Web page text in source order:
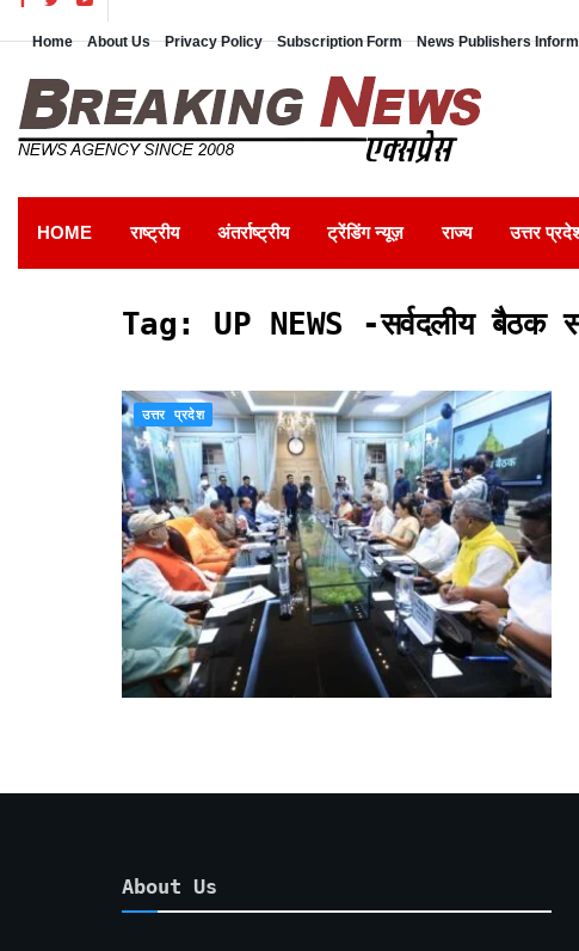
Home About Us Privacy Policy Subscription Form News Publishers
HOME राष्ट्रीय अंतर्राष्ट्रीय ट्रेंडिंग न्यूज़ राज्य उत्तर
Tag: UP NEWS -सर्वदलीय बैठक
उत्तर प्रदेश
About Us